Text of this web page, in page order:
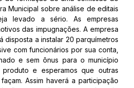
Municipal sobre análise de editais
levado a sério. As empresas
das impugnações. A empresa
disposta a instalar 20 parquímetros
com funcionários por sua conta,
e sem ônus para o município
e esperamos que outras
Assim haverá a participação